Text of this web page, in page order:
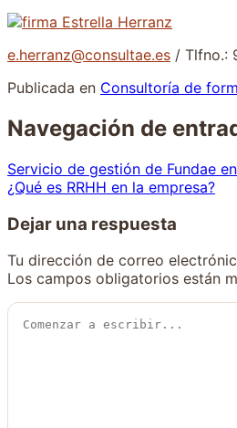
e.herranz@consultae.es / Tlfno.:
Publicada en Consultoría de
Navegación de
Servicio de gestión de Fundae
¿Qué es RRHH en la empresa?
Dejar una respuesta
Tu dirección de correo
Los campos obligatorios están